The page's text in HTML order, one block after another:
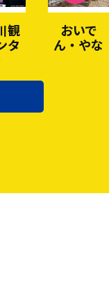
観
タ
おいで
ん・やな